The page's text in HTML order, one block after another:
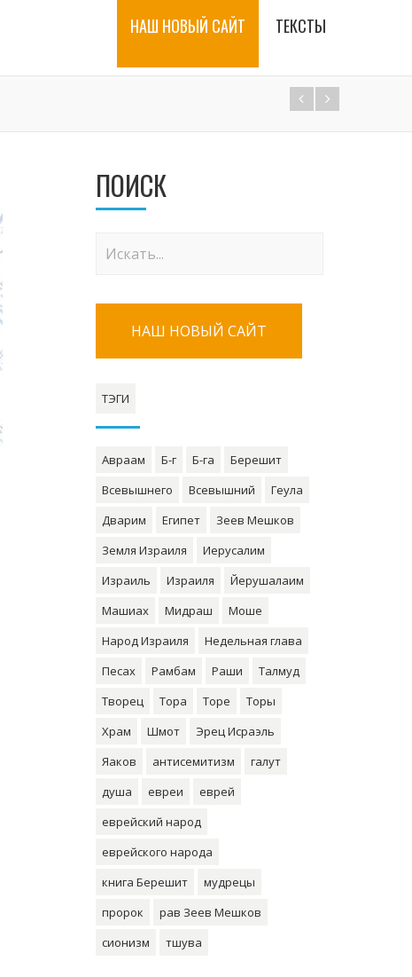
НАШ НОВЫЙ САЙТ ТЕКСТЫ
ПОИСК
НАШ НОВЫЙ САЙТ
ТЭГИ
Авраам Б-г Б-га
Берешит
Всевышнего
Всевышний
Геула
Дварим
Египет
Зеев Мешков
Земля Израиля
Иерусалим
Израиль
Израиля
Йерушалаим
Машиах
Мидраш
Моше
Народ Израиля
Недельная глава
Песах
Рамбам Раши
Талмуд
Творец
Тора Торе
Торы
Храм
Шмот
Эрец Исраэль
Яаков
антисемитизм
галут
душа
евреи
еврей
еврейский народ
еврейского народа
книга Берешит
мудрецы
пророк
рав Зеев Мешков
сионизм
тшува